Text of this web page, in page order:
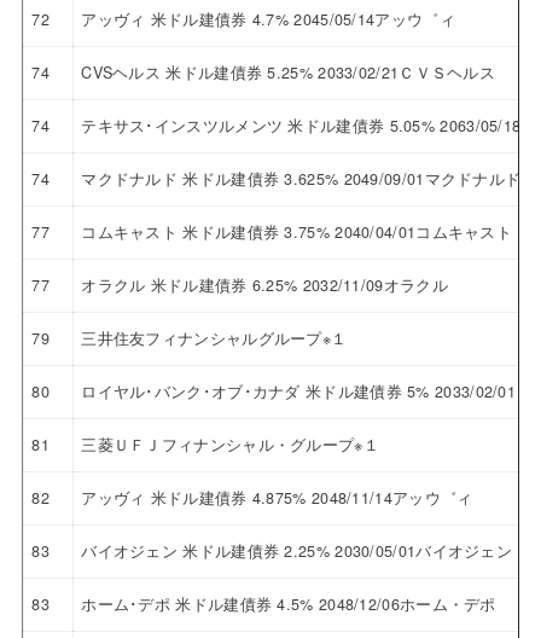
72 アッヴィ 米ドル建債券 4.7% 2045/05/14アッウ゛ィ
74 CVSヘルス 米ドル建債券 5.25% 2033/02/21ＣＶＳヘルス
74 テキサス･インスツルメンツ 米ドル建債券 5.05% 2063/05/18
74 マクドナルド 米ドル建債券 3.625% 2049/09/01マクドナルド
77 コムキャスト 米ドル建債券 3.75% 2040/04/01コムキャスト
77 オラクル 米ドル建債券 6.25% 2032/11/09オラクル
79 三井住友フィナンシャルグループ※１
80 ロイヤル･バンク･オブ･カナダ 米ドル建債券 5% 2033/02/01ロ
81 三菱ＵＦＪフィナンシャル・グループ※１
82 アッヴィ 米ドル建債券 4.875% 2048/11/14アッウ゛ィ
83 バイオジェン 米ドル建債券 2.25% 2030/05/01バイオジェン
83 ホーム･デポ 米ドル建債券 4.5% 2048/12/06ホーム・デポ